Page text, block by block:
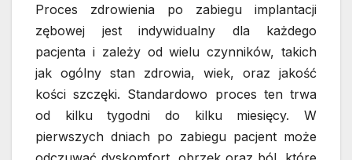
Proces zdrowienia po zabiegu implantacji
zębowej jest indywidualny dla każdego
pacjenta i zależy od wielu czynników, takich
jak ogólny stan zdrowia, wiek, oraz jakość
kości szczęki. Standardowo proces ten trwa
od kilku tygodni do kilku miesięcy. W
pierwszych dniach po zabiegu pacjent może